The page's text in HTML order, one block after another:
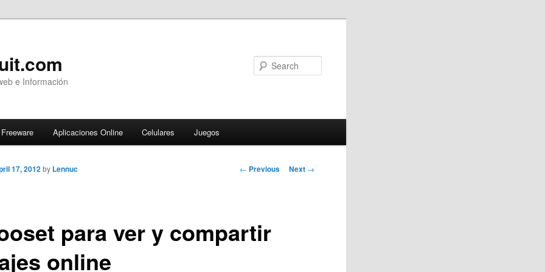
e Información
Freeware Aplicaciones Online Celulares Juegos
Post
← Previous Next →
para ver y compartir
online
17, 2012 by Lennuc